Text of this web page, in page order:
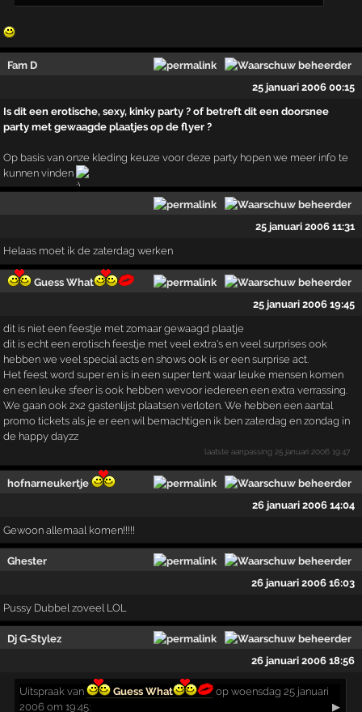
Fam D
25 januari 2006 00:15
Is dit een erotische, sexy, kinky party ? of betreft dit een doorsnee
party met gewaagde plaatjes op de flyer ?
Op basis van onze kleding keuze voor deze party hopen we meer info te
kunnen vinden
25 januari 2006 11:31
Helaas moet ik de zaterdag werken
Guess What
25 januari 2006 19:45
dit is niet een feestje met zomaar gewaagd plaatje
dit is echt een erotisch feestje met veel extra's en veel surprises ook
hebben we veel special acts en shows ook is er een surprise act.
Het feest word super en is in een super tent waar leuke mensen komen
en een leuke sfeer is ook hebben wevoor iedereen een extra verrassing.
We gaan ook 2x2 gastenlijst plaatsen verloten. We hebben een aantal
promo tickets als je er een wil bemachtigen ik ben zaterdag en zondag in
de happy dayzz
laatste aanpassing25 januari 2006 19:47
hofnarneukertje
26 januari 2006 14:04
Gewoon allemaal komen!!!!!
Ghester
26 januari 2006 16:03
Pussy Dubbel zoveel LOL
Dj G-Stylez
26 januari 2006 18:56
Uitspraak van Guess What
op woensdag 25 januari
2006 om 19:45:
▶